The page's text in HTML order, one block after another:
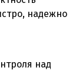
надежно
над